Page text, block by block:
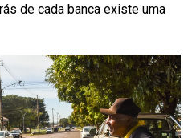
de cada banca existe uma